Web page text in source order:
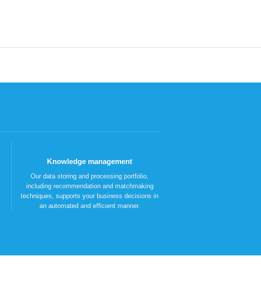
Knowledge management
Our data storing and processing portfolio,
including recommendation and matchmaking
techniques, supports your business decisions in
an automated and efficient manner.